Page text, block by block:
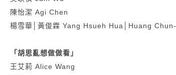
陳怡潔 Agi Chen
楊雪華│黃俊霖 Yang Hsueh Hua│Huang
「胡思亂想做做看」
王艾莉 Alice Wang